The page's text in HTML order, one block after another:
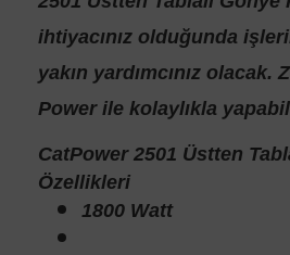
ihtiyacınız olduğunda
yakın yardımcınız olacak.
Power ile kolaylıkla
CatPower 2501 Üstten
Özellikleri
1800 Watt